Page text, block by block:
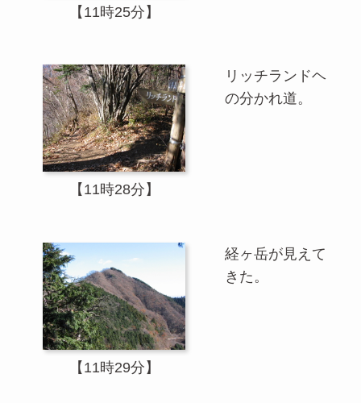
【11時25分】
【11時28分】
リッチランドヘ
の分かれ道。
【11時29分】
経ヶ岳が見えて
きた。